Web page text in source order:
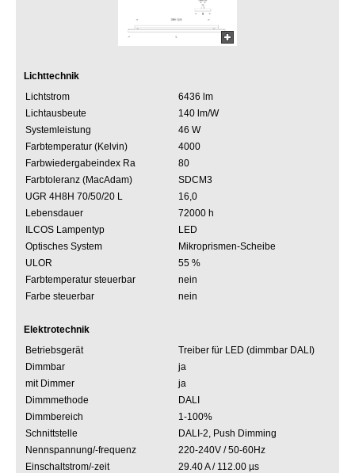
Lichttechnik
Lichtstrom
6436 lm
Lichtausbeute
140 lm/W
Systemleistung
46 W
Farbtemperatur (Kelvin)
4000
Farbwiedergabeindex Ra
80
Farbtoleranz (MacAdam)
SDCM3
UGR 4H8H 70/50/20 L
16,0
Lebensdauer
72000 h
ILCOS Lampentyp
LED
Optisches System
Mikroprismen-Scheibe
ULOR
55 %
Farbtemperatur steuerbar
nein
Farbe steuerbar
nein
Elektrotechnik
Betriebsgerät
Treiber für LED (dimmbar DALI)
Dimmbar
ja
mit Dimmer
ja
Dimmmethode
DALI
Dimmbereich
1-100%
Schnittstelle
DALI-2, Push Dimming
Nennspannung/-frequenz
220-240V / 50-60Hz
Einschaltstrom/-zeit
29.40 A / 112.00 µs